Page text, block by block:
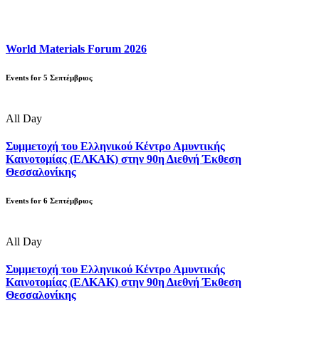
World Materials Forum 2026
Events for 5 Σεπτέμβριος
All Day
Συμμετοχή του Ελληνικού Κέντρο Αμυντικής
Καινοτομίας (ΕΛΚΑΚ) στην 90η Διεθνή Έκθεση
Θεσσαλονίκης
Events for 6 Σεπτέμβριος
All Day
Συμμετοχή του Ελληνικού Κέντρο Αμυντικής
Καινοτομίας (ΕΛΚΑΚ) στην 90η Διεθνή Έκθεση
Θεσσαλονίκης